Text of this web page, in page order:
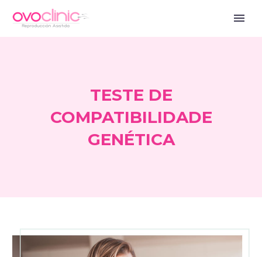
TESTE DE
COMPATIBILIDADE
GENÉTICA